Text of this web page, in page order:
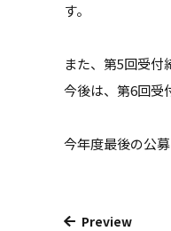
す。
また、第5回受
今後は、第6回受
今年度最後の公
Preview